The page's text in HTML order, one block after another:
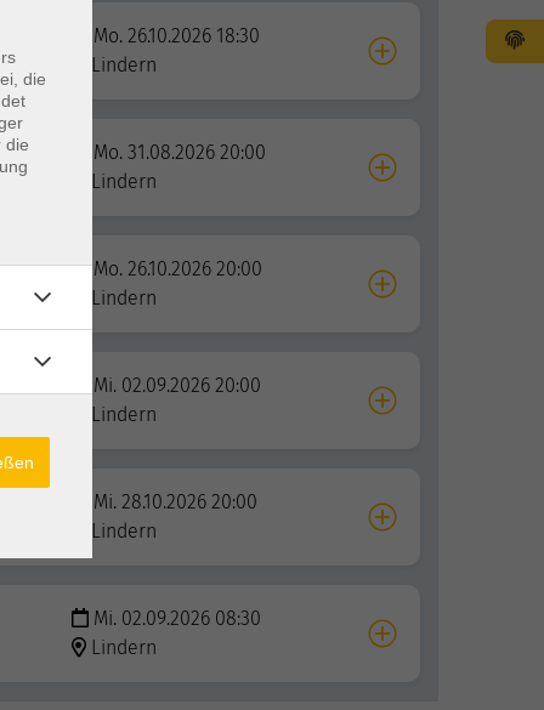
Mo. 26.10.2026 18:30
Lindern
Mo. 31.08.2026 20:00
Lindern
Mo. 26.10.2026 20:00
Lindern
Mi. 02.09.2026 20:00
Lindern
Mi. 28.10.2026 20:00
Lindern
Mi. 02.09.2026 08:30
Lindern
die
die